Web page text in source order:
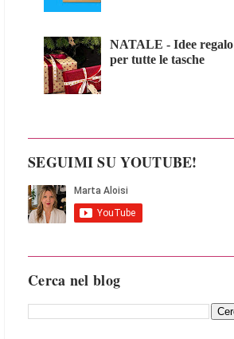
NATALE - Idee regalo
per tutte le tasche
SEGUIMI SU YOUTUBE!
Cerca nel blog